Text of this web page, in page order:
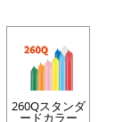
260Qスタンダ
ードカラー